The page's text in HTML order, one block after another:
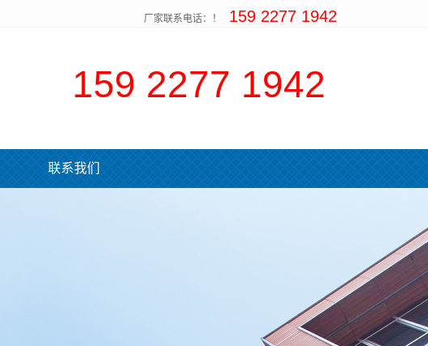
厂家联系电话：！ 159 2277 1942
159 2277 1942
联系我们